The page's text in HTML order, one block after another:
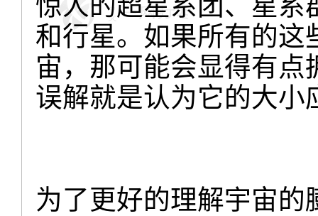
惊人的超星系团、星系
和行星。如果所有的这
宙，那可能会显得有
误解就是认为它的大小
为了更好的理解宇宙